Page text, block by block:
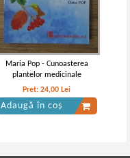
Maria Pop - Cunoasterea
plantelor medicinale
Pret:24,00 Lei
Adaugă în coș